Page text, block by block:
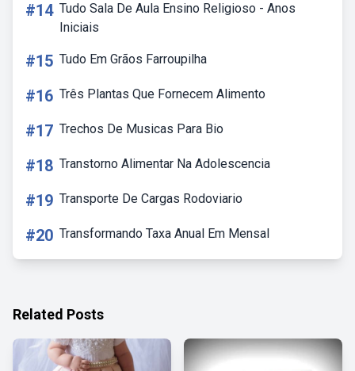
#14 Tudo Sala De Aula Ensino Religioso - Anos
Iniciais
#15 Tudo Em Grãos Farroupilha
#16 Três Plantas Que Fornecem Alimento
#17 Trechos De Musicas Para Bio
#18 Transtorno Alimentar Na Adolescencia
#19 Transporte De Cargas Rodoviario
#20 Transformando Taxa Anual Em Mensal
Related Posts